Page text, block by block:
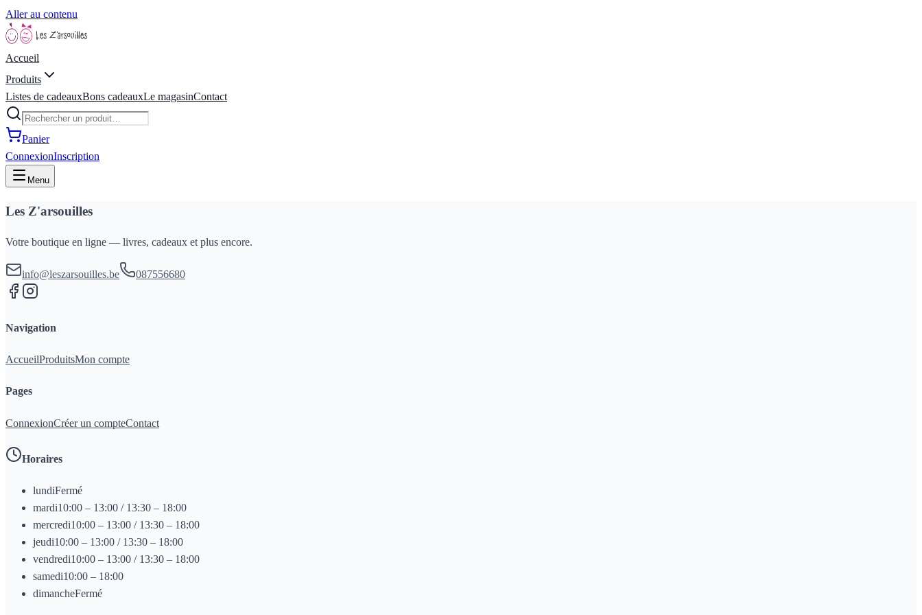
Aller au contenu
Accueil
Produits
Listes de cadeauxBons cadeauxLe magasinContact
Panier
ConnexionInscription
Menu
Les Z'arsouilles
Votre boutique en ligne — livres, cadeaux et plus encore.
info@leszarsouilles.be 087556680
Navigation
AccueilProduitsMon compte
Pages
ConnexionCréer un compteContact
Horaires
lundiFermé
mardi10:00 – 13:00 / 13:30 – 18:00
mercredi10:00 – 13:00 / 13:30 – 18:00
jeudi10:00 – 13:00 / 13:30 – 18:00
vendredi10:00 – 13:00 / 13:30 – 18:00
samedi10:00 – 18:00
dimancheFermé